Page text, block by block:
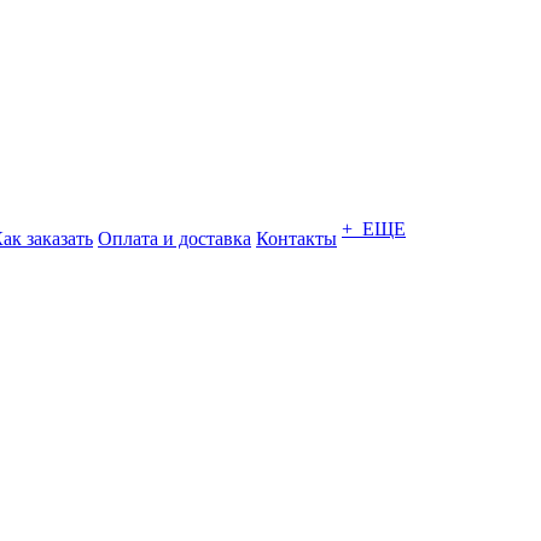
заказать Оплата и доставка Контакты + ЕЩЕ